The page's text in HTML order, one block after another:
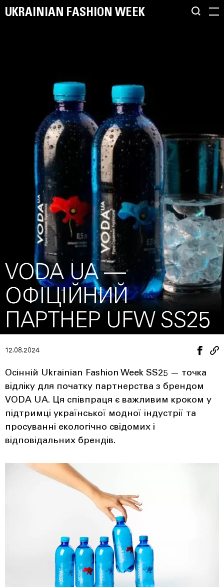
UKRAINIAN FASHION WEEK
VODA UA —
ОФІЦІЙНИЙ
ПАРТНЕР UFW SS25
12.08.2024
Осінній Ukrainian Fashion Week SS25 — точка
відліку для початку партнерства з брендом
VODA UA. Ця співпраця є важливим кроком у
підтримці української модної індустрії та
просуванні екологічно свідомих і
відповідальних брендів.